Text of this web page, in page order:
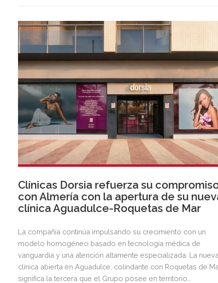
Clínicas Dorsia refuerza su
con Almería con la apertura de su
clínica Aguadulce-Roquetas de Mar
La compañía continúa impulsando su crecimiento con un
modelo homogéneo basado en tecnología médica de
vanguardia y una atención altamente especializada. La
clínica abierta en Aguadulce, colindante con Roquetas de
significa la tercera que el Grupo posee en territorio